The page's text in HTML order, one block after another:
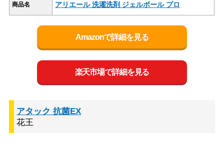
商品名 アリエール 洗濯洗剤 ジェルボール プロ
Amazonで詳細を見る
楽天市場で詳細を見る
アタック 抗菌EX
花王